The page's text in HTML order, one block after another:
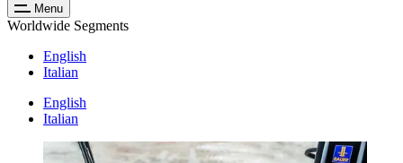
Menu
Worldwide Segments
English
Italian
English
Italian